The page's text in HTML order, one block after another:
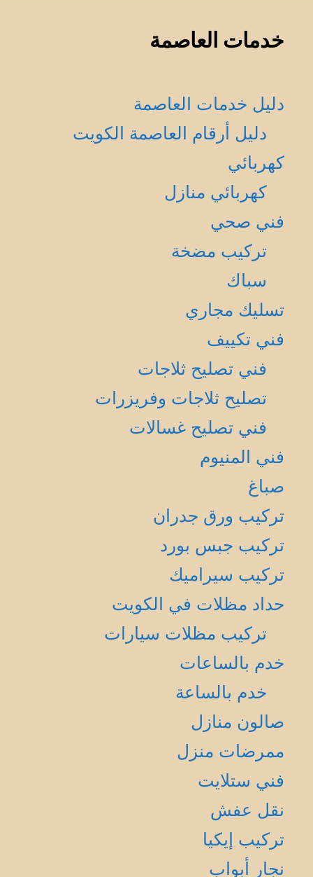
خدمات العاصمة
دليل خدمات العاصمة
دليل أرقام العاصمة الكويت
كهربائي
كهربائي منازل
فني صحي
تركيب مضخة
سباك
تسليك مجاري
فني تكييف
فني تصليح ثلاجات
تصليح ثلاجات وفريزرات
فني تصليح غسالات
فني المنيوم
صباغ
تركيب ورق جدران
تركيب جبس بورد
تركيب سيراميك
حداد مظلات في الكويت
تركيب مظلات سيارات
خدم بالساعات
خدم بالساعة
صالون منازل
ممرضات منزل
فني ستلايت
نقل عفش
تركيب إيكيا
نجار أبواب